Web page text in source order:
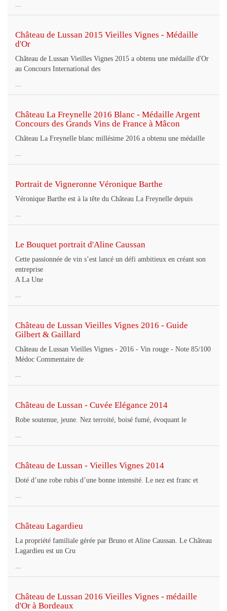
...
Château de Lussan 2015 Vieilles Vignes - Médaille
d'Or
Château de Lussan Vieilles Vignes 2015 a obtenu une médaille d'Or
au Concours International des
...
Château La Freynelle 2016 Blanc - Médaille Argent
Concours des Grands Vins de France à Mâcon
Château La Freynelle blanc millésime 2016 a obtenu une médaille
...
Portrait de Vigneronne Véronique Barthe
Véronique Barthe est à la tête du Château La Freynelle depuis
...
Le Bouquet portrait d'Aline Caussan
Cette passionnée de vin s’est lancé un défi ambitieux en créant son
entreprise
A La Une
...
Château de Lussan Vieilles Vignes 2016 - Guide
Gilbert & Gaillard
Château de Lussan Vieilles Vignes - 2016 - Vin rouge - Note 85/100
Médoc Commentaire de
...
Château de Lussan - Cuvée Elégance 2014
Robe soutenue, jeune. Nez terroité, boisé fumé, évoquant le
...
Château de Lussan - Vieilles Vignes 2014
Doté d’une robe rubis d’une bonne intensité. Le nez est franc et
...
Château Lagardieu
La propriété familiale gérée par Bruno et Aline Caussan. Le Château
Lagardieu est un Cru
...
Château de Lussan 2016 Vieilles Vignes - médaille
d'Or à Bordeaux